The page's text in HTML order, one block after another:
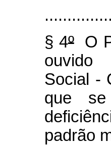
§ 4ºO
Social -
que se
padrão